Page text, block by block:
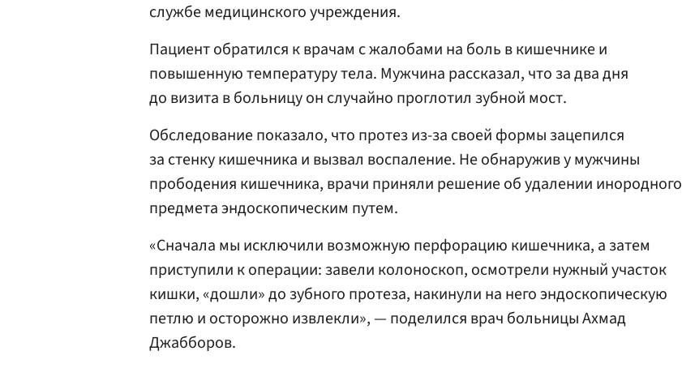
службе медицинского учреждения.
Пациент обратился к врачам с жалобами на боль в кишечнике и
повышенную температуру тела. Мужчина рассказал, что за два дня
до визита в больницу он случайно проглотил зубной мост.
Обследование показало, что протез из-за своей формы зацепился
за стенку кишечника и вызвал воспаление. Не обнаружив у мужчины
прободения кишечника, врачи приняли решение об удалении инородного
предмета эндоскопическим путем.
«Сначала мы исключили возможную перфорацию кишечника, а затем
приступили к операции: завели колоноскоп, осмотрели нужный участок
кишки, «дошли» до зубного протеза, накинули на него эндоскопическую
петлю и осторожно извлекли», — поделился врач больницы Ахмад
Джабборов.